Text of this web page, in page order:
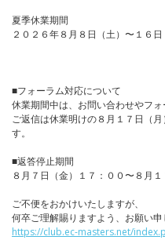
夏季休業期間
２０２６年８月８日（土）〜１６日
■フォーラム対応について
休業期間中は、お問い合わせやフォ
ご返信は休業明けの８月１７日（
す。
■返答停止期間
８月７日（金）１７：００〜８月
ご不便をおかけいたしますが、
何卒ご理解賜りますよう、お願い申
https://club.ec-masters.net/